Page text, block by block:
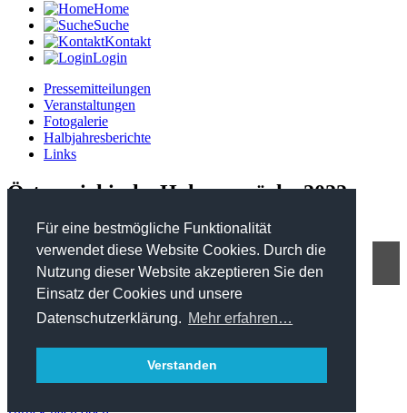
Für eine bestmögliche Funktionalität
verwendet diese Website Cookies. Durch die
Nutzung dieser Website akzeptieren Sie den
Einsatz der Cookies und unsere
Datenschutzerklärung. Mehr erfahren…
Verstanden
Home
Suche
Kontakt
Login
Pressemitteilungen
Veranstaltungen
Fotogalerie
Halbjahresberichte
Links
Österreichische Holzgespräche 2022
FHP - Kooperationsplattform Forst Holz Papier
Marxergasse 2/ 4. Stock - 1030 Wien
T: +43 1 402 01 12 900
Impressum / Datenschutz
Sitemap